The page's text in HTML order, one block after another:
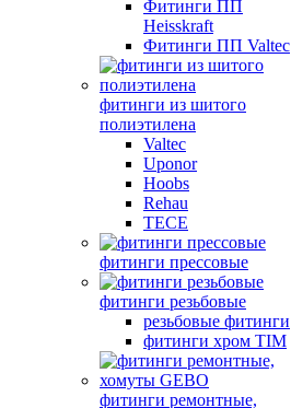
Фитинги ПП
Heisskraft
Фитинги ПП Valtec
фитинги из шитого
полиэтилена
Valtec
Uponor
Hoobs
Rehau
TECE
фитинги прессовые
фитинги резьбовые
резьбовые фитинги
фитинги хром TIM
фитинги ремонтные,